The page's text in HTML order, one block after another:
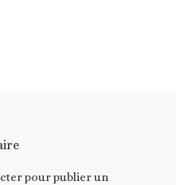
pour publier un